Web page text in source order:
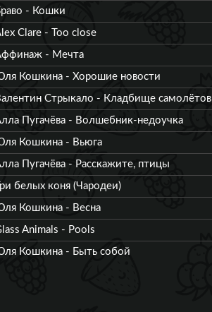
- Кошки
Clare - Too close
- Мечта
Кошкина - Хорошие новости
Стрыкало - Кладбище самолётов
Пугачёва - Волшебник-недоучка
Кошкина - Вьюга
Пугачёва - Расскажите, птицы
Три белых коня (Чародеи)
Кошкина - Весна
Animals - Pools
Кошкина - Быть собой